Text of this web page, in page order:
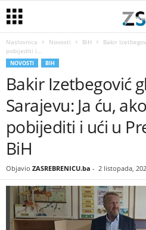
Naslovnica Novosti BiH
Bakir
pobijediti i...
NOVOSTI BIH
Bakir Izetbegović
Sarajevu: Ja ću,
pobijediti i ući u
BiH
Objavio ZASREBRENICU.ba - 2 listopada,